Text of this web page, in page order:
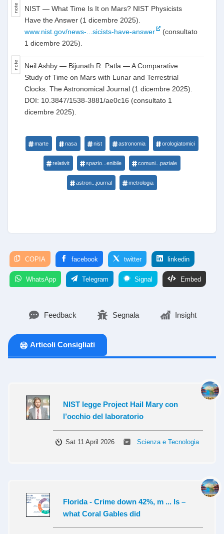
NIST — What Time Is It on Mars? NIST Physicists
Have the Answer (1 dicembre 2025).
www.nist.gov/news-...sicists-have-answer
(consultato
1 dicembre 2025).
Neil Ashby — Bijunath R. Patla — A Comparative
Study of Time on Mars with Lunar and Terrestrial
Clocks. The Astronomical Journal (1 dicembre 2025).
DOI: 10.3847/1538-3881/ae0c16 (consultato 1
dicembre 2025).
marte nasa nist astronomia orologiatomici
relativit spazio...enibile comuni...paziale
astron...journal metrologia
COPIA facebook twitter linkedin
WhatsApp Telegram Signal Embed
Feedback Segnala Insight
Articoli Consigliati
NIST legge Project Hail Mary con
l’occhio del laboratorio
Sat 11 April 2026 Scienza e Tecnologia
Florida - Crime down 42%, m ... ls –
what Coral Gables did